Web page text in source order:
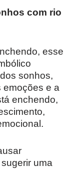
com rio
esse
sonhos,
emoções e a
enchendo,
uma